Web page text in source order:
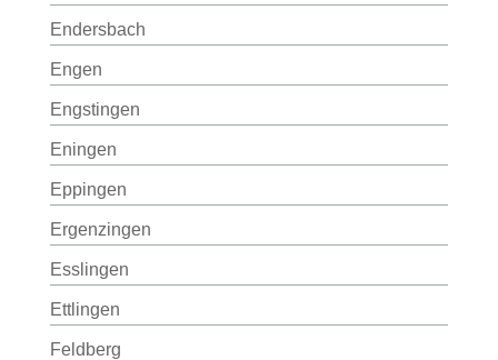
Endersbach
Engen
Engstingen
Eningen
Eppingen
Ergenzingen
Esslingen
Ettlingen
Feldberg